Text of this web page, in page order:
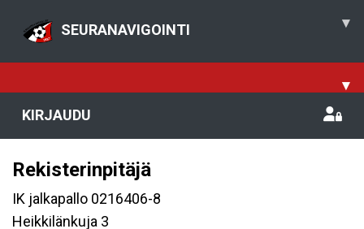
SEURANAVIGOINTI ▾
▾
KIRJAUDU
Rekisterinpitäjä
IK jalkapallo 0216406-8
Heikkilänkuja 3